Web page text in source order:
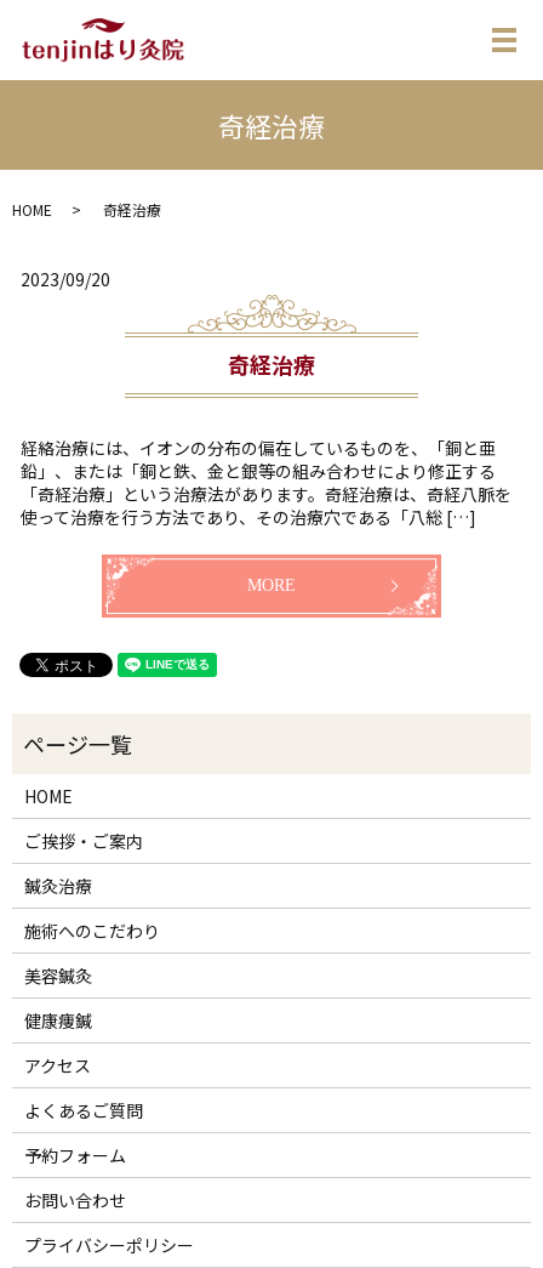
メ
奇経治療
HOME 奇経治療
2023/09/20
奇経治療
経絡治療には、イオンの分布の偏在しているものを、「銅と亜
鉛」、または「銅と鉄、金と銀等の組み合わせにより修正する
「奇経治療」という治療法があります。奇経治療は、奇経八脈を
使って治療を行う方法であり、その治療穴である「八総 […]
MORE
HOME
ご挨拶・ご案内
鍼灸治療
施術へのこだわり
美容鍼灸
健康痩鍼
アクセス
よくあるご質問
予約フォーム
お問い合わせ
プライバシーポリシー